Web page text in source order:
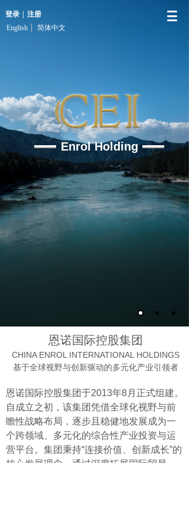
登录
注册
English
简体中文
Enrol Holding
恩诺国际控股集团
CHINA ENROL INTERNATIONAL HOLDINGS
基于全球视野与创新驱动的多元化产业引领者
恩诺国际控股集团于2013年8月正式组建。
自成立之初，该集团凭借全球化视野与前
瞻性战略布局，逐步且稳健地发展成为一
个跨领域、多元化的综合性产业投资与运
营平台。集团秉持“连接价值、创新成长”的
核心发展理念，通过深度拓展国际贸易、